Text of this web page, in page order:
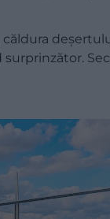
căldura